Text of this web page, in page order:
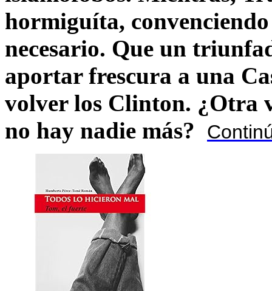
hormiguíta,
necesario. Que un
aportar frescura a una
volver los Clinton. ¿Otra
no hay nadie más?